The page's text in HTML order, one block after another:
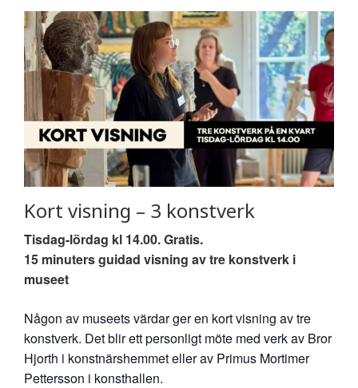
Kort visning – 3 konstverk
Tisdag-lördag kl 14.00. Gratis.
15 minuters guidad visning av tre konstverk i
museet
Någon av museets värdar ger en kort visning av tre
konstverk. Det blir ett personligt möte med verk av Bror
Hjorth i konstnärshemmet eller av Primus Mortimer
Pettersson i konsthallen.